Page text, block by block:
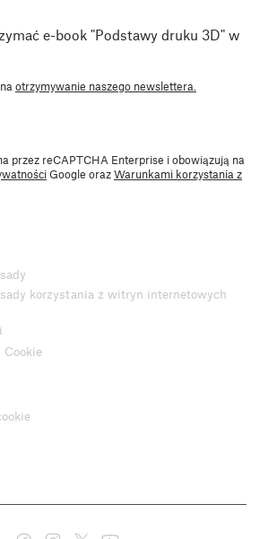
e-book "Podstawy druku 3D" w
otrzymywanie naszego newslettera.
przez reCAPTCHA Enterprise i obowiązują na
Google orazWarunkami korzystania z
korzystania z witryn internetowych
Cookie